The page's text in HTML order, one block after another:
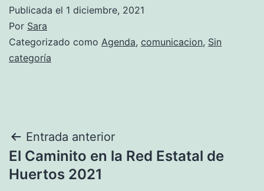
Publicada el 1 diciembre, 2021
Por Sara
Categorizado como Agenda, comunicacion, Sin
categoría
Navegación
de
Entrada anterior
El Caminito en la Red Estatal de
Huertos 2021